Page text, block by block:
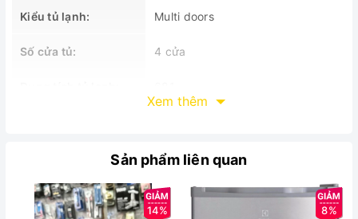
Kiểu tủ lạnh: Multi doors
Số cửa tủ: 4 cửa
Môi trường lưu trữ lý tưởng cho thực phẩm và đồ uống
có ngăn đa năng FlesFresh điều chỉnh linh hoạt, dải nhiệt độ
Xem thêm
Sản phẩm liên quan
14% 8%